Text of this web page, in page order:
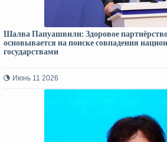
Шалва Папуашвили: Здоровое
основывается на поиске совпадения
государствами
Июнь 11 2026